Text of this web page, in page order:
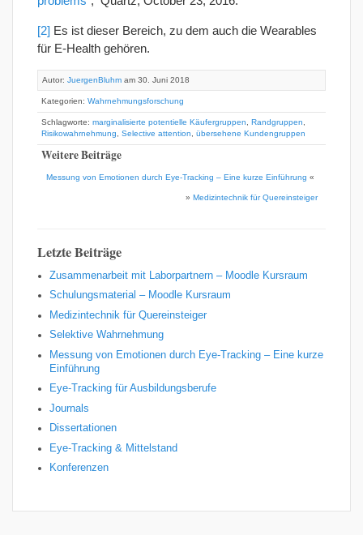
[2] Es ist dieser Bereich, zu dem auch die Wearables
für E-Health gehören.
Autor: JuergenBluhm am 30. Juni 2018
Kategorien: Wahrnehmungsforschung
Schlagworte: marginalisierte potentielle Käufergruppen, Randgruppen,
Risikowahrnehmung, Selective attention, übersehene Kundengruppen
Weitere Beiträge
Messung von Emotionen durch Eye-Tracking – Eine kurze Einführung «
» Medizintechnik für Quereinsteiger
Letzte Beiträge
Zusammenarbeit mit Laborpartnern – Moodle Kursraum
Schulungsmaterial – Moodle Kursraum
Medizintechnik für Quereinsteiger
Selektive Wahrnehmung
Messung von Emotionen durch Eye-Tracking – Eine kurze
Einführung
Eye-Tracking für Ausbildungsberufe
Journals
Dissertationen
Eye-Tracking & Mittelstand
Konferenzen